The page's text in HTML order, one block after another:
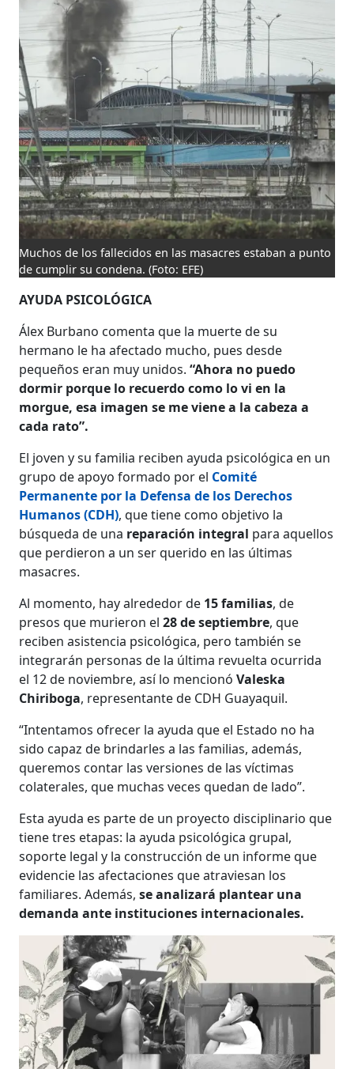
Muchos de los fallecidos en las masacres estaban a punto
de cumplir su condena.(Foto: EFE)
AYUDA PSICOLÓGICA
Álex Burbano comenta que la muerte de su
hermano le ha afectado mucho, pues desde
pequeños eran muy unidos.“Ahora no puedo
dormir porque lo recuerdo como lo vi en la
morgue, esa imagen se me viene a la cabeza a
cada rato”.
El joven y su familia reciben ayuda psicológica en un
grupo de apoyo formado por el Comité
Permanente por la Defensa de los Derechos
Humanos (CDH), que tiene como objetivo la
búsqueda de una reparación integral para aquellos
que perdieron a un ser querido en las últimas
masacres.
Al momento, hay alrededor de 15 familias, de
presos que murieron el28 de septiembre, que
reciben asistencia psicológica, pero también se
integrarán personas de la última revuelta ocurrida
el 12 de noviembre, así lo mencionóValeska
Chiriboga, representante de CDH Guayaquil.
“Intentamos ofrecer la ayuda que el Estado no ha
sido capaz de brindarles a las familias, además,
queremos contar las versiones de las víctimas
colaterales, que muchas veces quedan de lado”.
Esta ayuda es parte de un proyecto disciplinario que
tiene tres etapas: la ayuda psicológica grupal,
soporte legal y la construcción de un informe que
evidencie las afectaciones que atraviesan los
familiares. Además,se analizará plantear una
demanda ante instituciones internacionales.